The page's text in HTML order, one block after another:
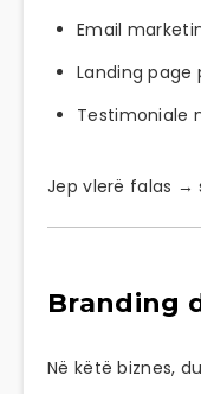
Email
Landing page
Testimoniale
Jep vlerë falas →
Branding
Në këtë biznes,